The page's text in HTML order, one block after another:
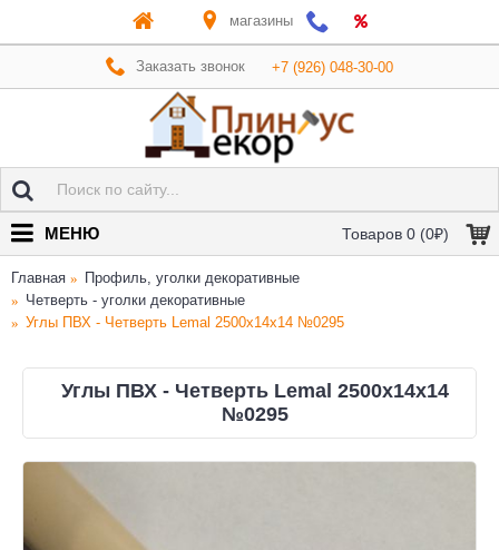
магазины
Заказать звонок +7 (926) 048-30-00
Товаров 0 (0₽)
МЕНЮ
Главная
Профиль, уголки декоративные
Четверть - уголки декоративные
Углы ПВХ - Четверть Lemal 2500x14x14 №0295
Углы ПВХ - Четверть Lemal 2500x14x14
№0295